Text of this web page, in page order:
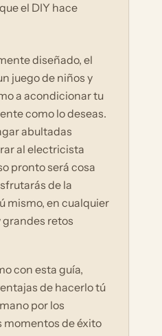
el DIY hace
diseñado, el
juego de niños y
a acondicionar tu
como lo deseas.
abultadas
al electricista
pronto será cosa
de la
mismo, en cualquier
grandes retos
con esta guía,
de hacerlo tú
por los
momentos de éxito